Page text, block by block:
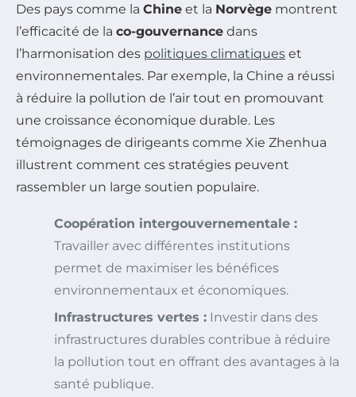
Des pays comme la Chine et la Norvège montrent
l’efficacité de la co-gouvernance dans
l’harmonisation des politiques climatiques et
environnementales. Par exemple, la Chine a réussi
à réduire la pollution de l’air tout en promouvant
une croissance économique durable. Les
témoignages de dirigeants comme Xie Zhenhua
illustrent comment ces stratégies peuvent
rassembler un large soutien populaire.
Coopération intergouvernementale :
Travailler avec différentes institutions
permet de maximiser les bénéfices
environnementaux et économiques.
Infrastructures vertes : Investir dans des
infrastructures durables contribue à réduire
la pollution tout en offrant des avantages à la
santé publique.